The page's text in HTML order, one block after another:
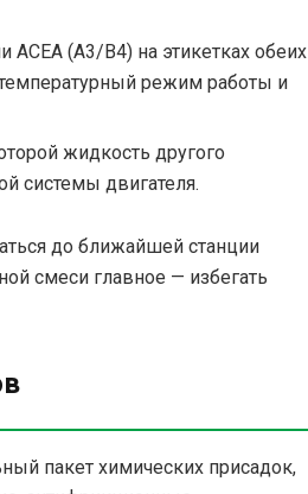
ACEA (A3/B4) на этикетках обеих
режим работы и
жидкость другого
системы двигателя.
до ближайшей станции
смеси главное — избегать
пакет химических присадок,